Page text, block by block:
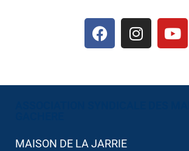
MAISON DE LA JARRIE